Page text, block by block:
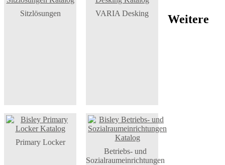
Sitzlösungen VARIA Desking
Primary Locker
Betriebs- und
Sozialraumeinrichtungen
Weitere